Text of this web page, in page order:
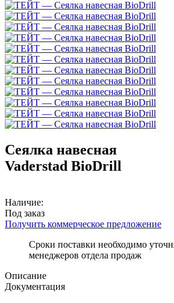
Сеялка навесная
Vaderstad BioDrill
Наличие:
Под заказ
Получить коммерческое предложение
Сроки поставки необходимо
менеджеров отдела продаж
Описание
Документация